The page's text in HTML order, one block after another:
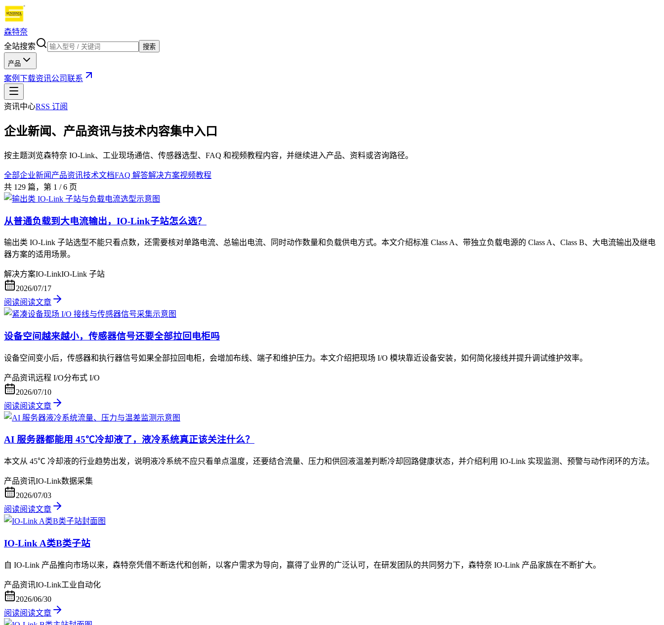
森特奈
全站搜索
搜索
产品
案例 下载资讯公司联系
资讯中心RSS 订阅
企业新闻、产品资讯与技术内容集中入口
按主题浏览森特奈 IO-Link、工业现场通信、传感器选型、FAQ 和视频教程内容，并继续进入产品、资料或咨询路径。
全部企业新闻 产品资讯技术文档FAQ 解答解决方案视频教程
共 129 篇，第 1 / 6 页
从普通负载到大电流输出，IO-Link子站怎么选？
输出类 IO-Link 子站选型不能只看点数，还需要核对单路电流、总输出电流、同时动作数量和负载供电方式。本文介绍标准 Class A、带独立负载电源的 Class A、Class B、大电流输出及继电
器方案的适用场景。
解决方案IO-LinkIO-Link 子站
2026/07/17
阅读阅读文章
设备空间越来越小，传感器信号还要全部拉回电柜吗
设备空间变小后，传感器和执行器信号如果全部拉回电柜，会增加布线、端子和维护压力。本文介绍把现场 I/O 模块靠近设备安装，如何简化接线并提升调试维护效率。
产品资讯远程 I/O分布式 I/O
2026/07/10
阅读阅读文章
AI 服务器都能用 45℃冷却液了，液冷系统真正该关注什么？
本文从 45℃ 冷却液的行业趋势出发，说明液冷系统不应只看单点温度，还要结合流量、压力和供回液温差判断冷却回路健康状态，并介绍利用 IO-Link 实现监测、预警与动作闭环的方法。
产品资讯IO-Link数据采集
2026/07/03
阅读阅读文章
IO-Link A类B类子站
自 IO-Link 产品推向市场以来，森特奈凭借不断迭代和创新，以客户需求为导向，赢得了业界的广泛认可，在研发团队的共同努力下，森特奈 IO-Link 产品家族在不断扩大。
产品资讯IO-Link工业自动化
2026/06/30
阅读阅读文章